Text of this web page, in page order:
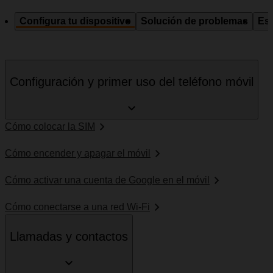
Configura tu dispositivo Solución de problemas
Configuración y primer uso del teléfono móvil
Cómo colocar la SIM
Cómo encender y apagar el móvil
Cómo activar una cuenta de Google en el móvil
Cómo conectarse a una red Wi-Fi
Llamadas y contactos